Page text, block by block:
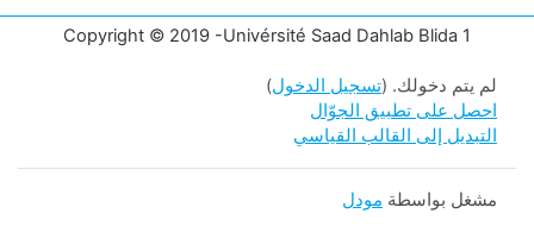
Copyright © 2019 -Univérsité Saad Dahlab Blida 1
لم يتم دخولك. (تسجيل الدخول)
احصل على تطبيق الجوّال
التبديل إلى القالب القياسي
مشغل بواسطة مودل